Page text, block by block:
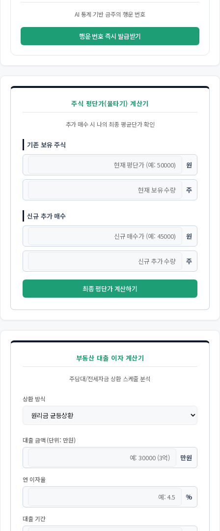
AI 통계 기반 금주의 행운 번호
행운 번호 즉시 발급받기
주식 평단가(물타기) 계산기
추가 매수 시 나의 최종 평균단가 확인
기존 보유 주식
원
주
신규 추가 매수
원
주
최종 평단가 계산하기
부동산 대출 이자 계산기
주담대/전세자금 상환 스케줄 분석
상환 방식
대출 금액 (단위: 만원)
만원
연 이자율
%
대출 기간